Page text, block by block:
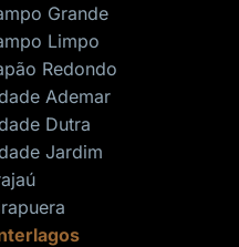
Grande
Limpo
Redondo
Ademar
Dutra
Jardim